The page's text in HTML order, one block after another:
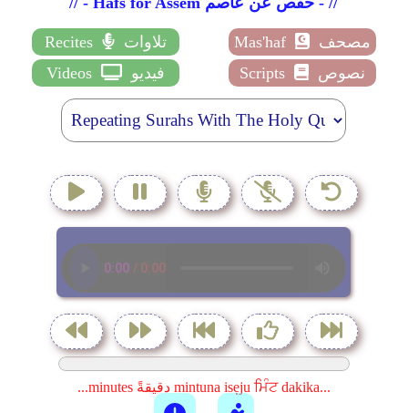
Recites تلاوات Mas'haf
مصحف
Videos
فيديو Scripts نصوص
...minutes دقيقةً mintuna isẹju ਮਿੰਟ dakika...